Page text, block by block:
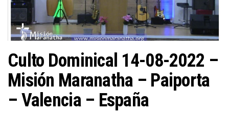
Culto Dominical 14-08-2022 –
Misión Maranatha – Paiporta
– Valencia – España